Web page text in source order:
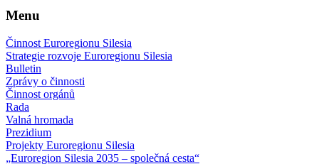
Menu
Činnost Euroregionu Silesia
Strategie rozvoje Euroregionu Silesia
Bulletin
Zprávy o činnosti
Činnost orgánů
Rada
Valná hromada
Prezidium
Projekty Euroregionu Silesia
„Euroregion Silesia 2035 – společná cesta“